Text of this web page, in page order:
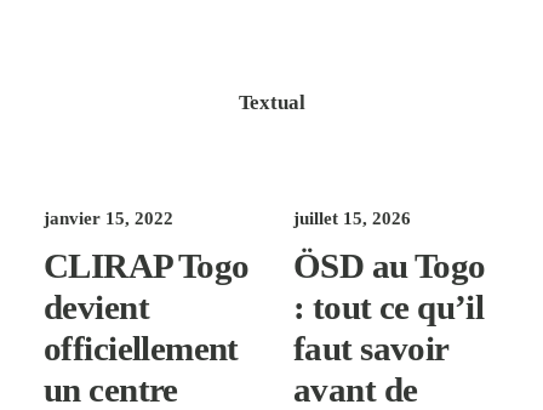
Textual
janvier 15, 2022
CLIRAP Togo
devient
officiellement
un centre
juillet 15, 2026
ÖSD au Togo
: tout ce qu’il
faut savoir
avant de